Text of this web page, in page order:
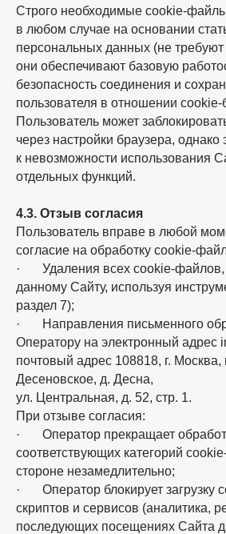
Строго необходимые cookie-
в любом случае на основании
персональных данных (не требуют
они обеспечивают базовую
безопасность соединения и
пользователя в отношении cookie-
Пользователь может
через настройки браузера, однако
к невозможности использования
отдельных функций.
4.3. Отзыв согласия
Пользователь вправе в любой
согласие на обработку cookie-
· Удаления всех cookie-файлов,
данному Сайту, используя
раздел 7);
· Направления письменного
Оператору на электронный адрес
почтовый адрес 108818, г. Москва,
Десеновское, д. Десна,
ул. Центральная, д. 52, стр. 1.
При отзыве согласия:
· Оператор прекращает
соответствующих категорий
стороне незамедлительно;
· Оператор блокирует загрузку
скриптов и сервисов (аналитика,
последующих посещениях Сайта